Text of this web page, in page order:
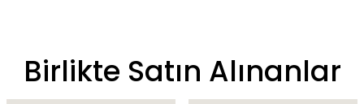
Birlikte Satın Alınanlar